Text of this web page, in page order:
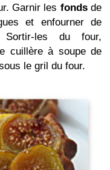
Garnir les fondsde
et enfourner de
Sortir-les du four,
cuillère à soupe de
le gril du four.